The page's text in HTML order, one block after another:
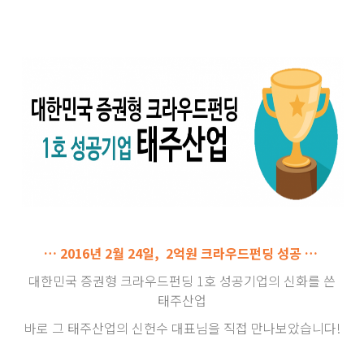
… 2016년 2월 24일, 2억원 크라우드펀딩 성공 …
대한민국 증권형 크라우드펀딩 1호 성공기업의 신화를 쓴
태주산업
바로 그 태주산업의 신헌수 대표님을 직접 만나보았습니다!